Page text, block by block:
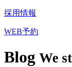
採用情報
WEB予約
Blog We